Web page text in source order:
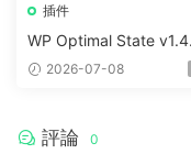
插件
WP Optimal State
WordPress 優化、清理
2026-07-08
評論 0